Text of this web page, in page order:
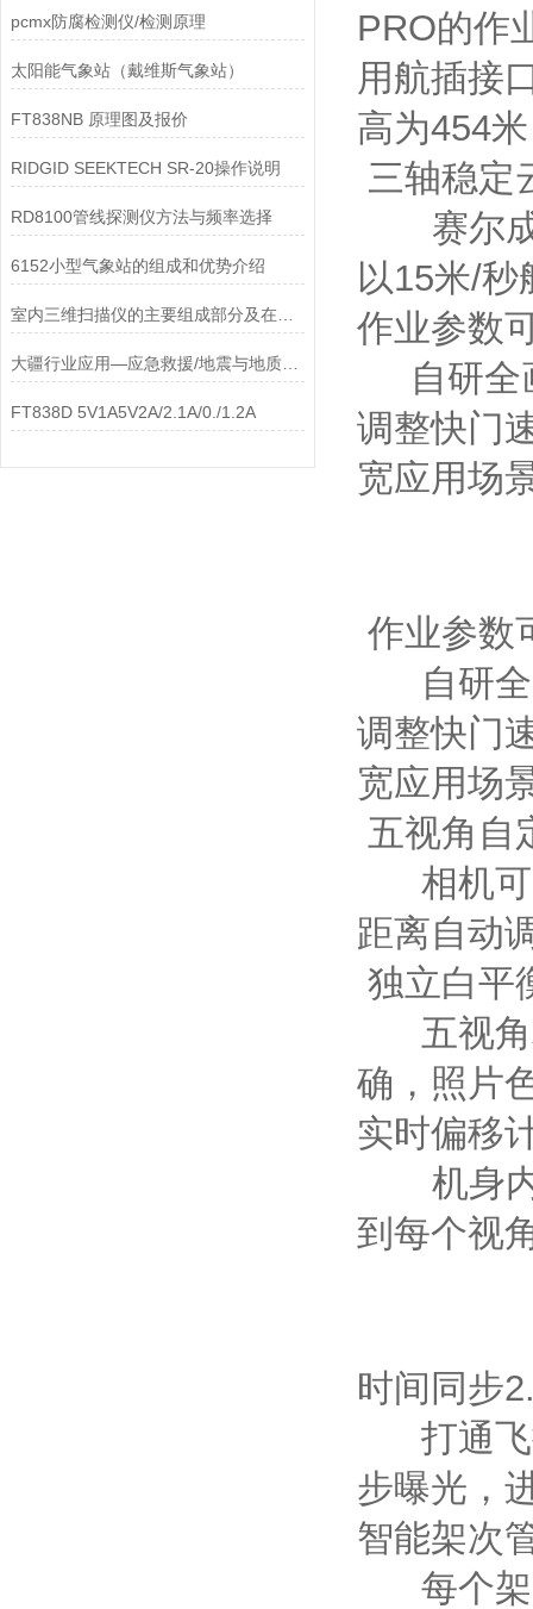
pcmx防腐检测仪/检测原理
太阳能气象站（戴维斯气象站）
FT838NB 原理图及报价
RIDGID SEEKTECH SR-20操作说明
RD8100管线探测仪方法与频率选择
6152小型气象站的组成和优势介绍
室内三维扫描仪的主要组成部分及在模具行业的应用
大疆行业应用—应急救援/地震与地质灾害救援解决方案
FT838D 5V1A5V2A/2.1A/0./1.2A
PRO的作
用航插接
高为454
三轴稳定
赛尔成
以15米/秒
作业参数
自研全
调整快门
宽应用场
作业参数
自研全
调整快门
宽应用场
五视角自
相机可
距离自动
独立白平
五视角
确，照片
实时偏移
机身内
到每个视
时间同步
打通飞
步曝光，
智能架次
每个架